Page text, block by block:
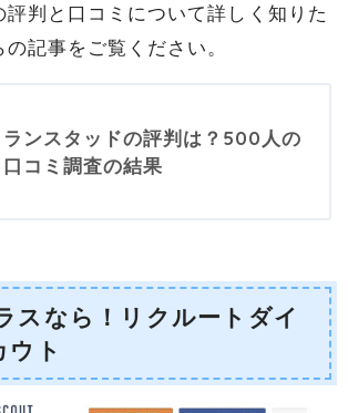
評判と口コミについて詳しく知りた
記事をご覧ください。
ランスタッドの評判は？500人の
口コミ調査の結果
なら！リクルートダイ
ウト